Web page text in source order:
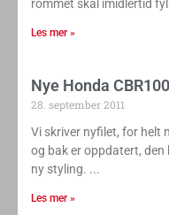
rommet skal imidlertid
Les mer »
Nye Honda
28. september 2011
Vi skriver nyfilet, for helt
og bak er oppdatert,
ny styling.
Les mer »